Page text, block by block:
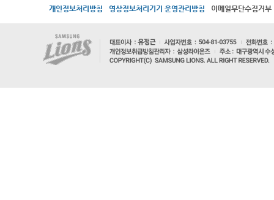
개인정보처리방침 영상정보처리기기 운영관리방침 이메일무단수집거부